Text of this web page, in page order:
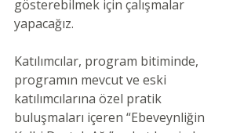
gösterebilmek için çalışmalar
yapacağız.
Katılımcılar, program bitiminde,
programın mevcut ve eski
katılımcılarına özel pratik
buluşmaları içeren “Ebeveynliğin